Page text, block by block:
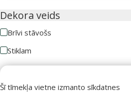
Šī tīmekļa vietne izmanto sīkdatnes
Dekora veids
Brīvi stāvošs
Stiklam
Akrilāts